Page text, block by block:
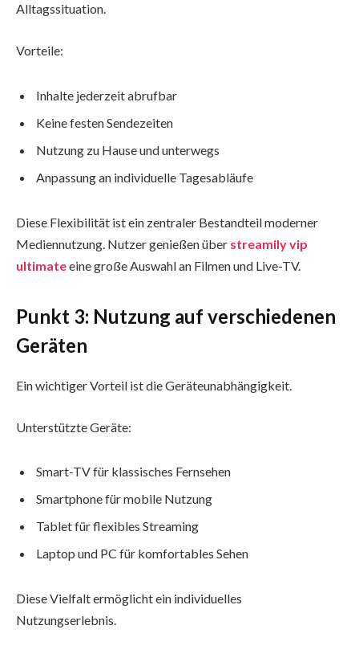
Alltagssituation.
Vorteile:
Inhalte jederzeit abrufbar
Keine festen Sendezeiten
Nutzung zu Hause und unterwegs
Anpassung an individuelle Tagesabläufe
Diese Flexibilität ist ein zentraler Bestandteil moderner
Mediennutzung. Nutzer genießen über streamily vip
ultimateeine große Auswahl an Filmen und Live-TV.
Punkt 3: Nutzung auf verschiedenen
Geräten
Ein wichtiger Vorteil ist die Geräteunabhängigkeit.
Unterstützte Geräte:
Smart-TV für klassisches Fernsehen
Smartphone für mobile Nutzung
Tablet für flexibles Streaming
Laptop und PC für komfortables Sehen
Diese Vielfalt ermöglicht ein individuelles
Nutzungserlebnis.